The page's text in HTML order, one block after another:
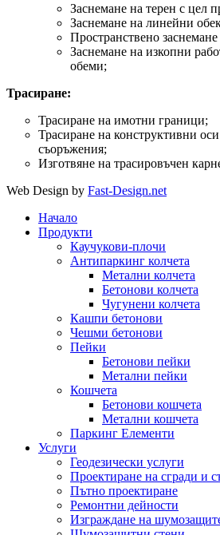
Заснемане на терен с цел
Заснемане на линейни
Пространствено
Заснемане на изкопни
обеми;
Трасиране:
Трасиране на имотни граници;
Трасиране на конструктивни
съоръжения;
Изготвяне на трасировъчен
Web Design by Fast-Design.net
Начало
Продукти
Каучукови-плочи
Антипаркинг колчета
Метални колчета
Бетонови колчета
Чугунени колчета
Кашпи бетонови
Чешми бетонови
Пейки
Бетонови пейки
Метални пейки
Кошчета
Бетонови кошчета
Метални кошчета
Паркинг Елементи
Услуги
Геодезически услуги
Проектиране на сгради и
Пътно проектиране
Ремонтни дейности
Изграждане на